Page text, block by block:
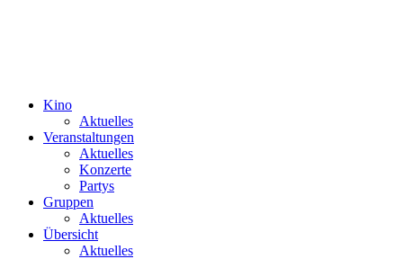
Kino
Aktuelles
Veranstaltungen
Aktuelles
Konzerte
Partys
Gruppen
Aktuelles
Übersicht
Aktuelles